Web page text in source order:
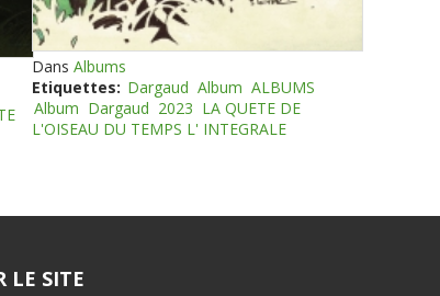
Dans Albums
Etiquettes: Dargaud Album ALBUMS
Album Dargaud 2023 LA QUETE DE
L'OISEAU DU TEMPS L' INTEGRALE
LE SITE